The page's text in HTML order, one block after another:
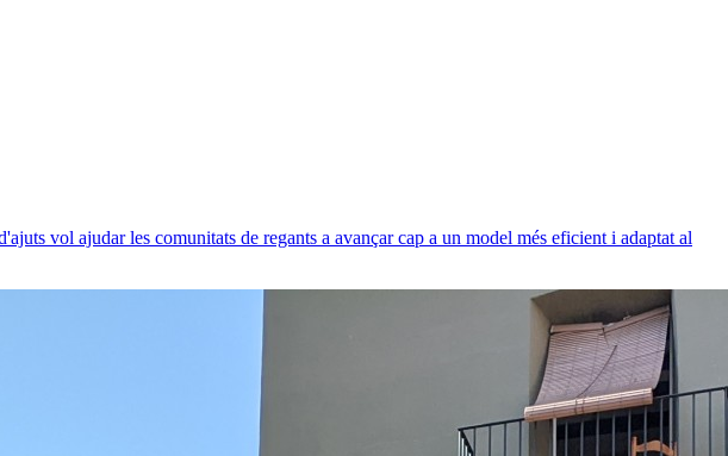
vol ajudar les comunitats de regants a avançar cap a un model més eficient i adaptat al